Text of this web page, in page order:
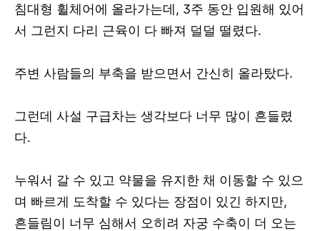
침대형 휠체어에 올라가는데, 3주 동안 입원해 있어
서 그런지 다리 근육이 다 빠져 덜덜 떨렸다.
주변 사람들의 부축을 받으면서 간신히 올라탔다.
그런데 사설 구급차는 생각보다 너무 많이 흔들렸
다.
누워서 갈 수 있고 약물을 유지한 채 이동할 수 있으
며 빠르게 도착할 수 있다는 장점이 있긴 하지만,
흔들림이 너무 심해서 오히려 자궁 수축이 더 오는